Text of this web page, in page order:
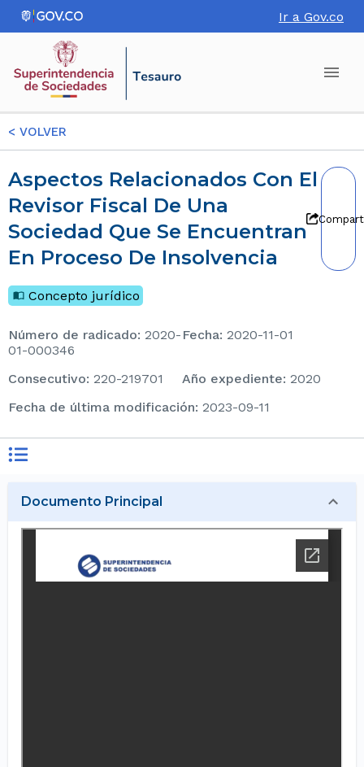
Ir a Gov.co
< VOLVER
Aspectos Relacionados Con El
Revisor Fiscal De Una
Sociedad Que Se Encuentran
En Proceso De Insolvencia
Concepto jurídico
Número de radicado: 2020-
01-000346
Fecha: 2020-11-01
consecutivo: 220-219701 Año expediente: 2020
Fecha de última modificación: 2023-09-11
Documento Principal